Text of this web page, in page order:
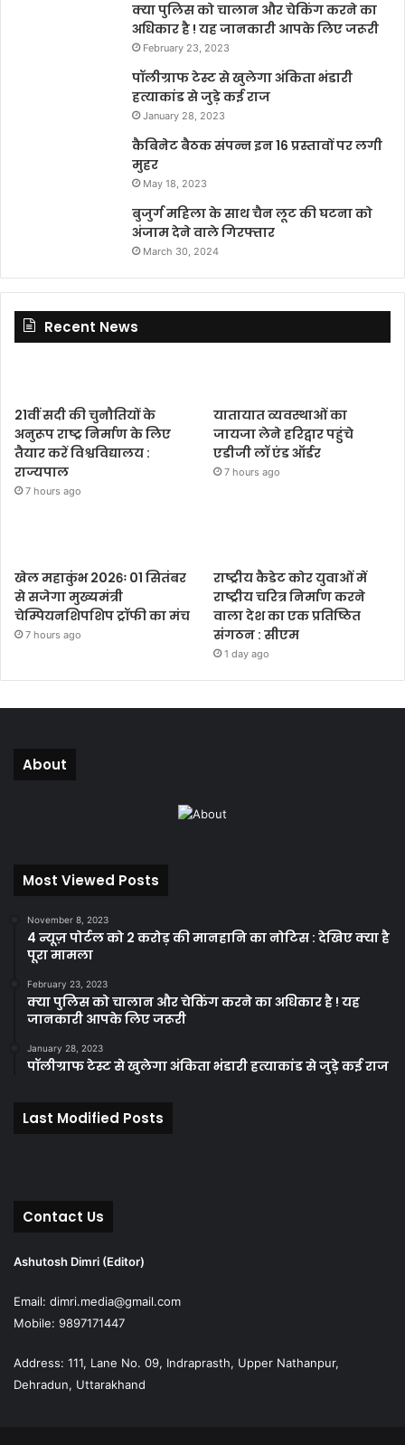
क्या पुलिस को चालान और चेकिंग करने का
अधिकार है ! यह जानकारी आपके लिए जरूरी
February 23, 2023
पॉलीग्राफ टेस्ट से खुलेगा अंकिता भंडारी
हत्याकांड से जुड़े कई राज
January 28, 2023
कैबिनेट बैठक संपन्न इन 16 प्रस्तावों पर लगी
मुहर
May 18, 2023
बुजुर्ग महिला के साथ चैन लूट की घटना को
अंजाम देने वाले गिरफ्तार
March 30, 2024
Recent News
21वीं सदी की चुनौतियों के
अनुरूप राष्ट्र निर्माण के लिए
तैयार करें विश्वविद्यालय :
राज्यपाल
7 hours ago
यातायात व्यवस्थाओं का
जायजा लेने हरिद्वार पहुंचे
एडीजी लॉ एंड ऑर्डर
7 hours ago
खेल महाकुंभ 2026ः 01 सितंबर
से सजेगा मुख्यमंत्री
चेम्पियनशिपशिप ट्रॉफी का मंच
7 hours ago
राष्ट्रीय कैडेट कोर युवाओं में
राष्ट्रीय चरित्र निर्माण करने
वाला देश का एक प्रतिष्ठित
संगठन : सीएम
1 day ago
About
Most Viewed Posts
November 8, 2023
4 न्यूज़ पोर्टल को 2 करोड़ की मानहानि का नोटिस : देखिए क्या है
पूरा मामला
February 23, 2023
क्या पुलिस को चालान और चेकिंग करने का अधिकार है ! यह
जानकारी आपके लिए जरूरी
January 28, 2023
पॉलीग्राफ टेस्ट से खुलेगा अंकिता भंडारी हत्याकांड से जुड़े कई राज
Last Modified Posts
Contact Us
Ashutosh Dimri (Editor)
Email: dimri.media@gmail.com
Mobile: 9897171447
Address: 111, Lane No. 09, Indraprasth, Upper Nathanpur,
Dehradun, Uttarakhand